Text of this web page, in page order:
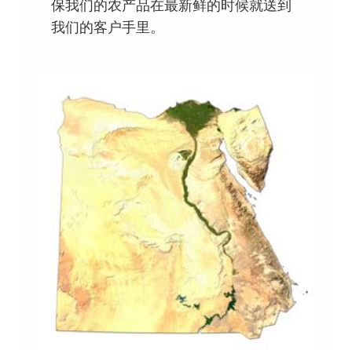
保我们的农产品在最新鲜的时候就送到
我们的客户手里。